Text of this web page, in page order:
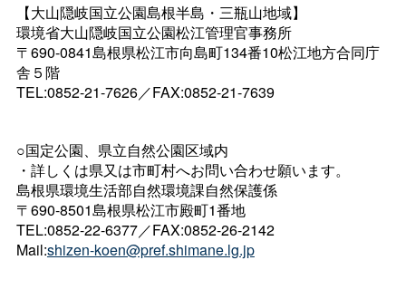
【大山隠岐国立公園島根半島・三瓶山地域】
環境省大山隠岐国立公園松江管理官事務所
〒690-0841島根県松江市向島町134番10松江地方合同庁
舎５階
TEL:0852-21-7626／FAX:0852-21-7639
○国定公園、県立自然公園区域内
・詳しくは県又は市町村へお問い合わせ願います。
島根県環境生活部自然環境課自然保護係
〒690-8501島根県松江市殿町1番地
TEL:0852-22-6377／FAX:0852-26-2142
Mail:shizen-koen@pref.shimane.lg.jp